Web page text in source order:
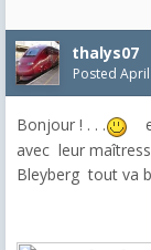
thalys07
Posted
Bonjour ! . . .
avec leur
Bleyberg tout va